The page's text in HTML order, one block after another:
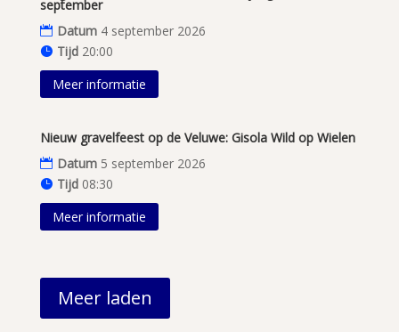
september
Datum 4 september 2026
Tijd 20:00
Meer informatie
Nieuw gravelfeest op de Veluwe: Gisola Wild op Wielen
Datum 5 september 2026
Tijd 08:30
Meer informatie
Meer laden